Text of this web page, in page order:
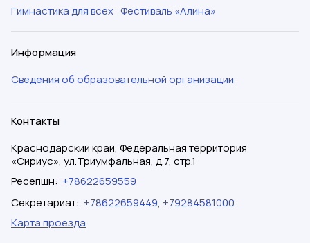
Гимнастика для всех Фестиваль «Алина»
Информация
Сведения об образовательной организации
Контакты
Краснодарский край, Федеральная территория
«Сириус», ул.Триумфальная, д.7, стр.1
Ресепшн: +78622659559
Секретариат: +78622659449, +79284581000
Карта проезда